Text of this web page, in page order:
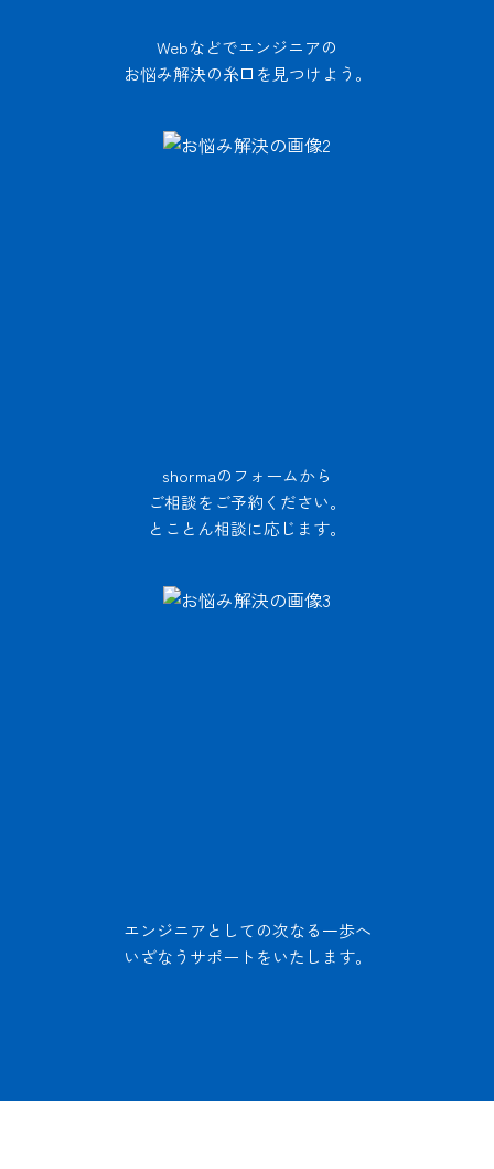
Webなどでエンジニアの
お悩み解決の糸口を見つけよう。
shormaのフォームから
ご相談をご予約ください。
とことん相談に応じます。
エンジニアとしての次なる一歩へ
いざなうサポートをいたします。